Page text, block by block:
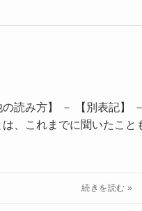
の読み方】 － 【別表記】
、これまでに聞いたこ